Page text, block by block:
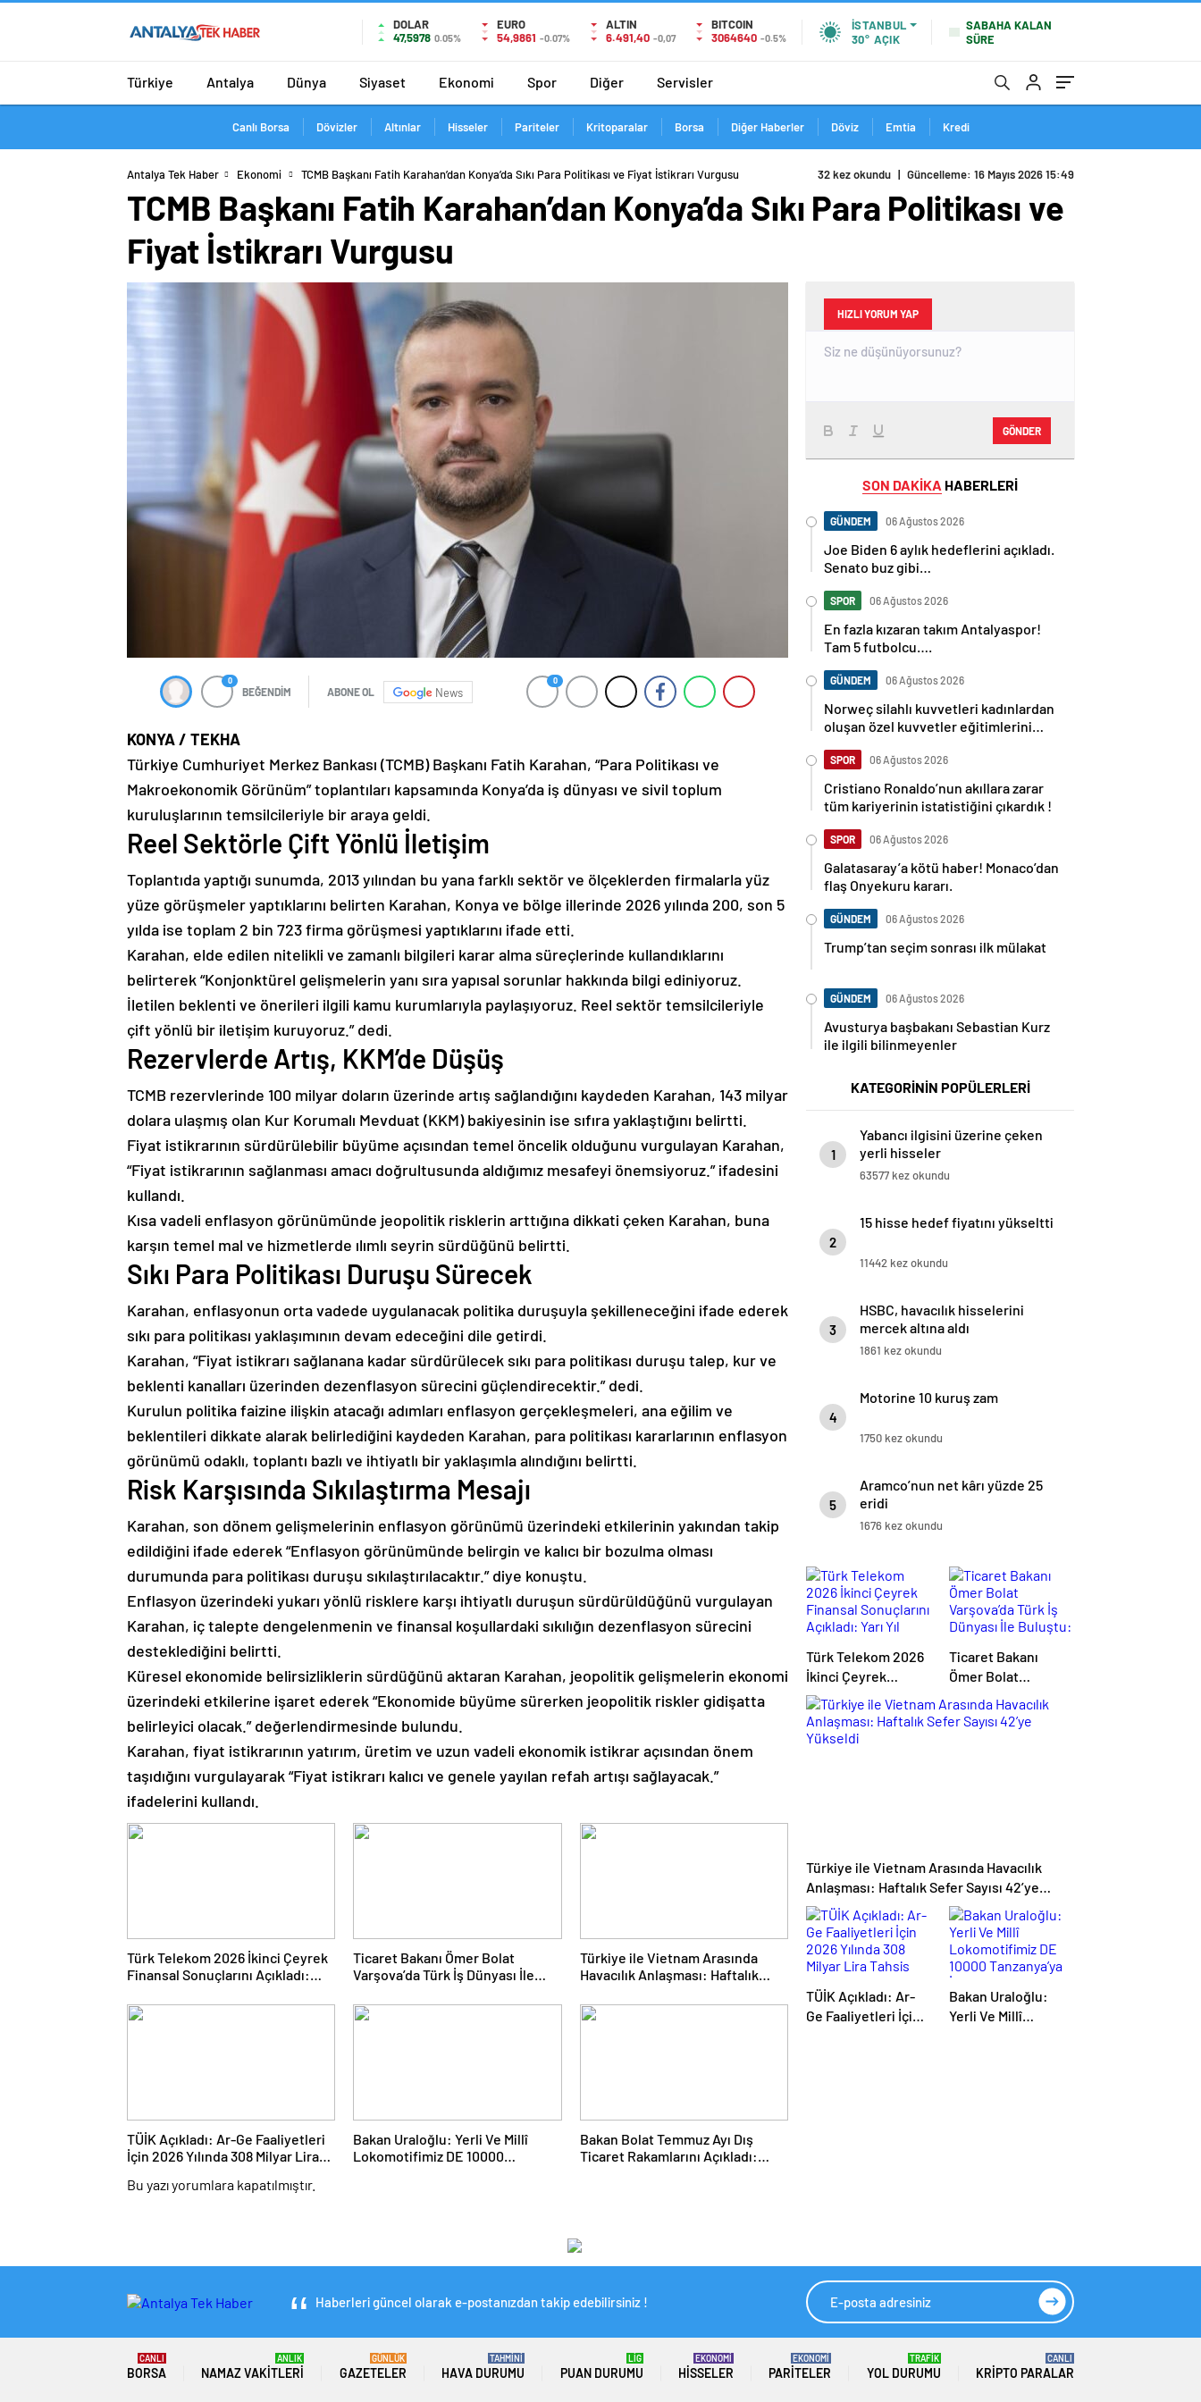
DOLAR
47,5978 0.05%
EURO
54,9861 -0.07%
ALTIN
6.491,40 -0,07
BITCOIN
3064640 -0.5%
İSTANBUL
30° AÇIK
SABAHA KALAN
SÜRE
Türkiye Antalya Dünya Siyaset Ekonomi Spor Diğer Servisler
Canlı Borsa Dövizler Altınlar Hisseler Pariteler Kritoparalar Borsa Diğer Haberler Döviz Emtia Kredi
Antalya Tek Haber Ekonomi TCMB Başkanı Fatih Karahan’dan Konya’da Sıkı Para Politikası ve Fiyat İstikrarı Vurgusu 32 kez okundu | Güncelleme: 16 Mayıs 2026 15:49
TCMB Başkanı Fatih Karahan’dan Konya’da Sıkı Para Politikası ve
Fiyat İstikrarı Vurgusu
0
BEĞENDİM ABONE OL News
0
KONYA / TEKHA
Türkiye Cumhuriyet Merkez Bankası (TCMB) Başkanı Fatih Karahan, “Para Politikası ve
Makroekonomik Görünüm” toplantıları kapsamında Konya’da iş dünyası ve sivil toplum
kuruluşlarının temsilcileriyle bir araya geldi.
Reel Sektörle Çift Yönlü İletişim
Toplantıda yaptığı sunumda, 2013 yılından bu yana farklı sektör ve ölçeklerden firmalarla yüz
yüze görüşmeler yaptıklarını belirten Karahan, Konya ve bölge illerinde 2026 yılında 200, son 5
yılda ise toplam 2 bin 723 firma görüşmesi yaptıklarını ifade etti.
Karahan, elde edilen nitelikli ve zamanlı bilgileri karar alma süreçlerinde kullandıklarını
belirterek “Konjonktürel gelişmelerin yanı sıra yapısal sorunlar hakkında bilgi ediniyoruz.
İletilen beklenti ve önerileri ilgili kamu kurumlarıyla paylaşıyoruz. Reel sektör temsilcileriyle
çift yönlü bir iletişim kuruyoruz.” dedi.
Rezervlerde Artış, KKM’de Düşüş
TCMB rezervlerinde 100 milyar doların üzerinde artış sağlandığını kaydeden Karahan, 143 milyar
dolara ulaşmış olan Kur Korumalı Mevduat (KKM) bakiyesinin ise sıfıra yaklaştığını belirtti.
Fiyat istikrarının sürdürülebilir büyüme açısından temel öncelik olduğunu vurgulayan Karahan,
“Fiyat istikrarının sağlanması amacı doğrultusunda aldığımız mesafeyi önemsiyoruz.” ifadesini
kullandı.
Kısa vadeli enflasyon görünümünde jeopolitik risklerin arttığına dikkati çeken Karahan, buna
karşın temel mal ve hizmetlerde ılımlı seyrin sürdüğünü belirtti.
Sıkı Para Politikası Duruşu Sürecek
Karahan, enflasyonun orta vadede uygulanacak politika duruşuyla şekilleneceğini ifade ederek
sıkı para politikası yaklaşımının devam edeceğini dile getirdi.
Karahan, “Fiyat istikrarı sağlanana kadar sürdürülecek sıkı para politikası duruşu talep, kur ve
beklenti kanalları üzerinden dezenflasyon sürecini güçlendirecektir.” dedi.
Kurulun politika faizine ilişkin atacağı adımları enflasyon gerçekleşmeleri, ana eğilim ve
beklentileri dikkate alarak belirlediğini kaydeden Karahan, para politikası kararlarının enflasyon
görünümü odaklı, toplantı bazlı ve ihtiyatlı bir yaklaşımla alındığını belirtti.
Risk Karşısında Sıkılaştırma Mesajı
Karahan, son dönem gelişmelerinin enflasyon görünümü üzerindeki etkilerinin yakından takip
edildiğini ifade ederek “Enflasyon görünümünde belirgin ve kalıcı bir bozulma olması
durumunda para politikası duruşu sıkılaştırılacaktır.” diye konuştu.
Enflasyon üzerindeki yukarı yönlü risklere karşı ihtiyatlı duruşun sürdürüldüğünü vurgulayan
Karahan, iç talepte dengelenmenin ve finansal koşullardaki sıkılığın dezenflasyon sürecini
desteklediğini belirtti.
Küresel ekonomide belirsizliklerin sürdüğünü aktaran Karahan, jeopolitik gelişmelerin ekonomi
üzerindeki etkilerine işaret ederek “Ekonomide büyüme sürerken jeopolitik riskler gidişatta
belirleyici olacak.” değerlendirmesinde bulundu.
Karahan, fiyat istikrarının yatırım, üretim ve uzun vadeli ekonomik istikrar açısından önem
taşıdığını vurgulayarak “Fiyat istikrarı kalıcı ve genele yayılan refah artışı sağlayacak.”
ifadelerini kullandı.
Türk Telekom 2026 İkinci Çeyrek
Finansal Sonuçlarını Açıkladı:
Ticaret Bakanı Ömer Bolat
Varşova’da Türk İş Dünyası İle
Milyar Dolara Ulaştı
Türkiye ile Vietnam Arasında
Havacılık Anlaşması: Haftalık
TÜİK Açıkladı: Ar-Ge Faaliyetleri
İçin 2026 Yılında 308 Milyar Lira
Bakan Uraloğlu: Yerli Ve Millî
Lokomotifimiz DE 10000
Bakan Bolat Temmuz Ayı Dış
Ticaret Rakamlarını Açıkladı:
Bu yazı yorumlara kapatılmıştır.
HIZLI YORUM YAP
GÖNDER
SON DAKİKA HABERLERİ
GÜNDEM 06 Ağustos 2026
Joe Biden 6 aylık hedeflerini açıkladı.
Senato buz gibi…
SPOR 06 Ağustos 2026
En fazla kızaran takım Antalyaspor!
Tam 5 futbolcu….
GÜNDEM 06 Ağustos 2026
Norweç silahlı kuvvetleri kadınlardan
oluşan özel kuvvetler eğitimlerini
SPOR 06 Ağustos 2026
Cristiano Ronaldo’nun akıllara zarar
tüm kariyerinin istatistiğini çıkardık !
SPOR 06 Ağustos 2026
Galatasaray’a kötü haber! Monaco’dan
flaş Onyekuru kararı.
GÜNDEM 06 Ağustos 2026
Trump’tan seçim sonrası ilk mülakat
GÜNDEM 06 Ağustos 2026
Avusturya başbakanı Sebastian Kurz
ile ilgili bilinmeyenler
KATEGORİNİN POPÜLERLERİ
1
Yabancı ilgisini üzerine çeken
yerli hisseler
63577 kez okundu
2
15 hisse hedef fiyatını yükseltti
11442 kez okundu
3
HSBC, havacılık hisselerini
mercek altına aldı
1861 kez okundu
4
Motorine 10 kuruş zam
1750 kez okundu
5
Aramco’nun net kârı yüzde 25
eridi
1676 kez okundu
Türk Telekom 2026
İkinci Çeyrek
Finansal
Sonuçlarını
Açıkladı: Yarı Yıl
Ticaret Bakanı
Ömer Bolat
Varşova’da Türk İş
Dünyası İle Buluştu:
Ticaret Hacmi 12,5
Türkiye ile Vietnam Arasında Havacılık
Anlaşması: Haftalık Sefer Sayısı 42’ye
Yükseldi
TÜİK Açıkladı: Ar-
Ge Faaliyetleri İçin
Bakan Uraloğlu:
Yerli Ve Millî
Haberleri güncel olarak e-postanızdan takip edebilirsiniz !
BORSA
CANLI
NAMAZ VAKITLERI
ANLIK
GAZETELER
GÜNLÜK
HAVA DURUMU
TAHMİNİ
PUAN DURUMU
LİG
HISSELER
EKONOMİ
PARITELER
EKONOMİ
YOL DURUMU
TRAFİK
KRIPTO PARALAR
CANLI